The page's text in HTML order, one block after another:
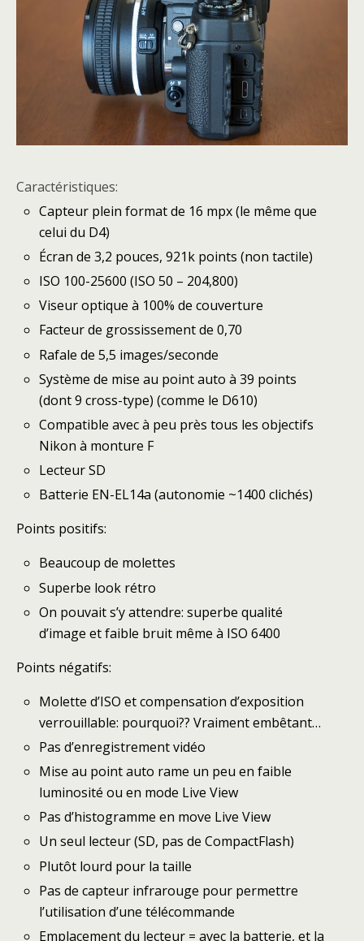
Caractéristiques:
Capteur plein format de 16 mpx (le même que
celui du D4)
Écran de 3,2 pouces, 921k points (non tactile)
ISO 100-25600 (ISO 50 – 204,800)
Viseur optique à 100% de couverture
Facteur de grossissement de 0,70
Rafale de 5,5 images/seconde
Système de mise au point auto à 39 points
(dont 9 cross-type) (comme le D610)
Compatible avec à peu près tous les objectifs
Nikon à monture F
Lecteur SD
Batterie EN-EL14a (autonomie ~1400 clichés)
Points positifs:
Beaucoup de molettes
Superbe look rétro
On pouvait s’y attendre: superbe qualité
d’image et faible bruit même à ISO 6400
Points négatifs:
Molette d’ISO et compensation d’exposition
verrouillable: pourquoi?? Vraiment embêtant…
Pas d’enregistrement vidéo
Mise au point auto rame un peu en faible
luminosité ou en mode Live View
Pas d’histogramme en move Live View
Un seul lecteur (SD, pas de CompactFlash)
Plutôt lourd pour la taille
Pas de capteur infrarouge pour permettre
l’utilisation d’une télécommande
Emplacement du lecteur = avec la batterie, et la